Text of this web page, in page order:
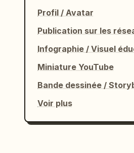
Profil / Avatar
Publication sur les
Infographie / Visuel
Miniature YouTube
Bande dessinée /
Voir plus